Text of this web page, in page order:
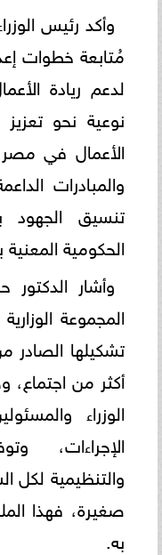
وأكد رئيس
مُتابعة خطوات
لدعم ريادة
نوعية نحو
الأعمال في
والمبادرات
تنسيق الجهود
الحكومية المعنية
وأشار
المجموعة
تشكيلها الصادر
أكثر من
الوزراء
الإجراءات،
والتنظيمية لكل
صغيرة، فهذا
به.